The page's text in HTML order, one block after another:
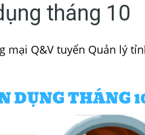
tháng 10
mại Q&V tuyển Quản lý